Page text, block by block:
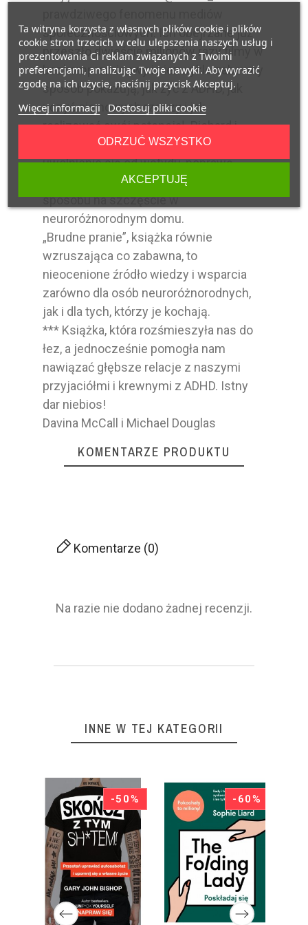
społecznościowych. Ich obejrzane już
przeszło dwieście milionów razy filmy w
bezkompromisowy i niezwykle zabawny
sposób pokazują, jak żyć z ADHD, jak
uczyć się nowych rzeczy i jak
realizować swój potencjał. Richard i
Roxanne pokażą ci patenty na
uwolnienie się od wstydu, poprawę
komunikacji oraz znalezienie swojego
sposobu na szczęście w
neuroróżnorodnym domu.
„Brudne pranie”, książka równie
wzruszająca co zabawna, to
nieocenione źródło wiedzy i wsparcia
zarówno dla osób neuroróżnorodnych,
jak i dla tych, którzy je kochają.
*** Książka, która rozśmieszyła nas do
łez, a jednocześnie pomogła nam
nawiązać głębsze relacje z naszymi
przyjaciółmi i krewnymi z ADHD. Istny
dar niebios!
Davina McCall i Michael Douglas
KOMENTARZE PRODUKTU
Komentarze (0)
Na razie nie dodano żadnej recenzji.
INNE W TEJ KATEGORII
-50% -60%
Ta witryna korzysta z własnych plików cookie i plików
cookie stron trzecich w celu ulepszenia naszych usług i
prezentowania Ci reklam związanych z Twoimi
preferencjami, analizując Twoje nawyki. Aby wyrazić
zgodę na ich użycie, naciśnij przycisk Akceptuj.
Więcej informacji Dostosuj pliki cookie
ODRZUĆ WSZYSTKO
AKCEPTUJĘ